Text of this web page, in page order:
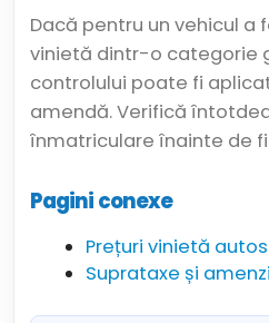
Dacă pentru un vehicul a
vinietă dintr-o categorie
controlului poate fi
amendă. Verifică
înmatriculare înainte de
Pagini conexe
Prețuri vinietă
Suprataxe și amenzi